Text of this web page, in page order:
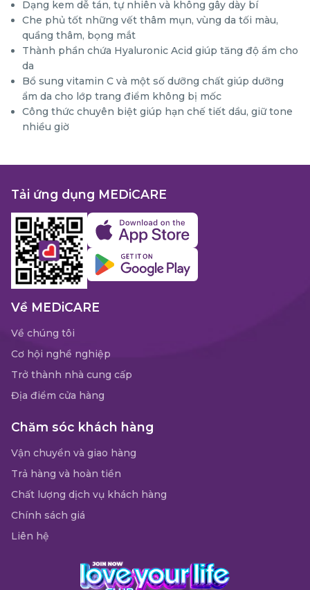
Dạng kem dễ tán, tự nhiên và không gây dày bí
Che phủ tốt những vết thâm mụn, vùng da tối màu,
quầng thâm, bọng mắt
Thành phần chứa Hyaluronic Acid giúp tăng độ ẩm cho
da
Bổ sung vitamin C và một số dưỡng chất giúp dưỡng
ẩm da cho lớp trang điểm không bị mốc
Công thức chuyên biệt giúp hạn chế tiết dầu, giữ tone
nhiều giờ
Tải ứng dụng MEDiCARE
Về MEDiCARE
Về chúng tôi
Cơ hội nghề nghiệp
Trở thành nhà cung cấp
Địa điểm cửa hàng
Chăm sóc khách hàng
Vận chuyển và giao hàng
Trả hàng và hoàn tiền
Chất lượng dịch vụ khách hàng
Chính sách giá
Liên hệ